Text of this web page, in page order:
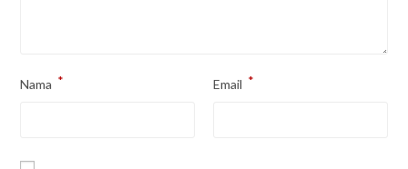
Nama * Email *